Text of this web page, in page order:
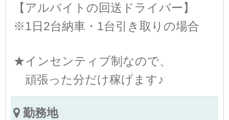
【アルバイトの回送ドライバー】
※1日2台納車・1台引き取りの場合
★インセンティブ制なので、
頑張った分だけ稼げます♪
勤務地